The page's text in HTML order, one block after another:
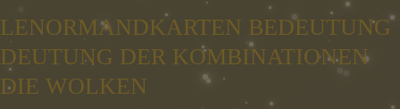
LENORMANDKARTEN BEDEUTUNG
DEUTUNG DER KOMBINATIONEN
DIE WOLKEN